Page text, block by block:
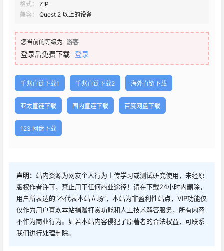
格式：
ZIP
兼容：
Quest 2 以上的设备
您当前的等级为 游客
登录后免费下载 登录
千兆直链下载1 千兆直链下载2 海外直链下载
亚太直链下载 国内直连下载 百度网盘下载
123 网盘下载
声明： 站内资源为网友个人行为上传学习或测试研究使用，未经原
版权作者许可，禁止用于任何商业途径！请在下载24小时内删除，
用户所表达的“不代表本站立场”，本站为非盈利性站点，VIP功能仅
仅作为用户喜欢本站捐赠打赏功能和人工技术解答服务，所有内容
不作为商业行为。如若本站内容侵犯了原著者的合法权益，可联系
我们进行处理删除。